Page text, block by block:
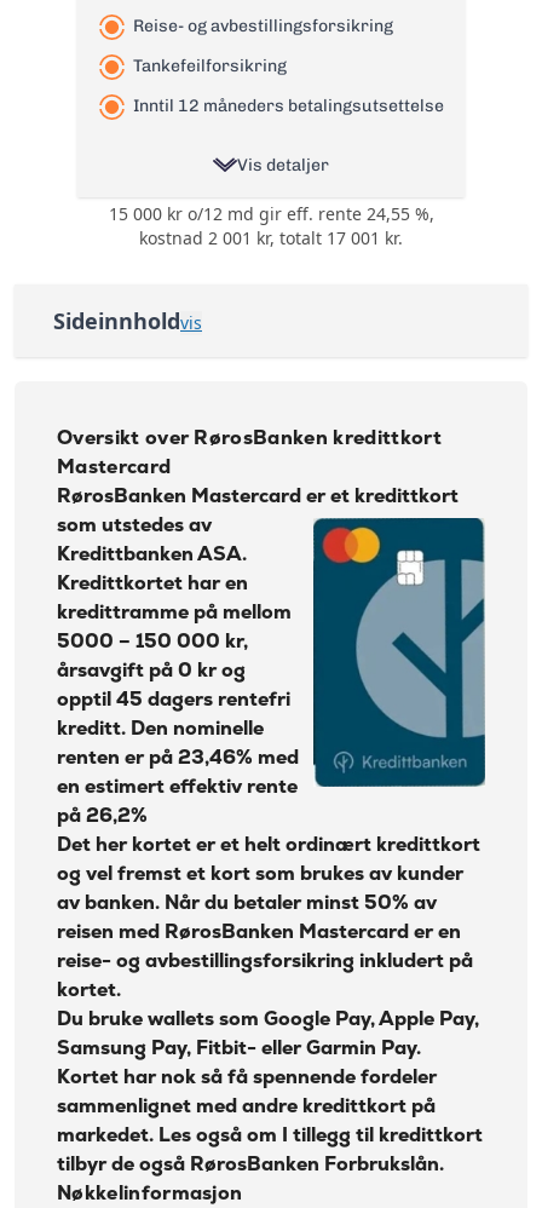
Reise- og avbestillingsforsikring
Tankefeilforsikring
Inntil 12 måneders betalingsutsettelse
Vis detaljer
Bonus:
Ingen bonuser og
rabatter
Forsikring:
Effektiv rente:
Kontantuttak i
35 kr + 1% av beløp
Kontantuttak i
bank:
35 kr + 1% av beløp
Gebyr
papirfaktura:
45 kr
Valutapåslag:
Purregebyr:
35 kr
Overtrekksgebyr:
Erstatningskort:
0 kr
Les mer om Ikano Visa
15 000 kr o/12 md gir eff. rente 24,55 %,
kostnad 2 001 kr, totalt 17 001 kr.
Sideinnholdvis
Slik fungerer RørosBanken Kredittkort
Wallets - koble kortet til Google og Samsung Pay
Reiseforsikring med RørosBanken Kredittkort
Mastercard
ID-tyveriforsikring kan kjøpes
Beregn kostnadene dine med RørosBanken
Mastercard
Fordeler med RørosBanken Kredittkort
Ulemper
Hvordan står seg RørosBanken Kredittkort
sammenlignet med andre kredittkort?
Ofte stilte spørsmål
RørosBanken Kredittkort Mastercard priser
Om RørosBanken
Oversikt over RørosBanken kredittkort
Mastercard
RørosBanken Mastercard er et kredittkort
som utstedes av
Kredittbanken ASA.
Kredittkortet har en
kredittramme på mellom
5000 – 150 000 kr,
årsavgift på 0 kr og
opptil 45 dagers rentefri
kreditt. Den nominelle
renten er på 23,46% med
en estimert effektiv rente
på 26,2%
Det her kortet er et helt ordinært kredittkort
og vel fremst et kort som brukes av kunder
av banken. Når du betaler minst 50% av
reisen med RørosBanken Mastercard er en
reise- og avbestillingsforsikring inkludert på
kortet.
Du bruke wallets som Google Pay, Apple Pay,
Samsung Pay, Fitbit- eller Garmin Pay.
Kortet har nok så få spennende fordeler
sammenlignet med andre kredittkort på
markedet. Les også om I tillegg til kredittkort
tilbyr de også RørosBanken Forbrukslån.
Nøkkelinformasjon